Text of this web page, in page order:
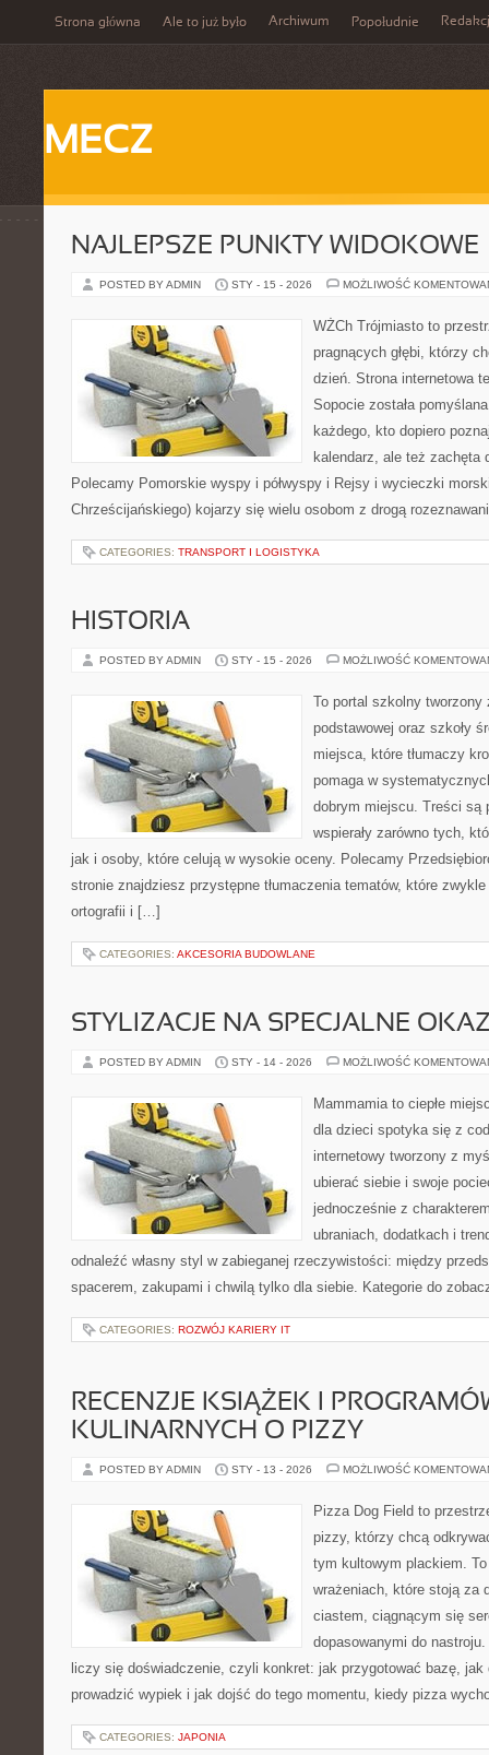
Strona główna Ale to już było Archiwum Popołudnie
MECZ
NAJLEPSZE PUNKTY WIDOKOWE
POSTED BY ADMIN STY - 15 - 2026 MOŻLIWOŚĆ
WŻCh Trójmiasto to
pragnących głębi, którzy
dzień. Strona internetowa
Sopocie została
każdego, kto dopiero
kalendarz, ale też zachęta
Polecamy Pomorskie wyspy i półwyspy i Rejsy i wycieczki
Chrześcijańskiego) kojarzy się wielu osobom z drogą
CATEGORIES: TRANSPORT I LOGISTYKA
HISTORIA
POSTED BY ADMIN STY - 15 - 2026 MOŻLIWOŚĆ
To portal szkolny
podstawowej oraz szkoły
miejsca, które tłumaczy
pomaga w
dobrym miejscu. Treści są
wspierały zarówno tych,
jak i osoby, które celują w wysokie oceny. Polecamy
stronie znajdziesz przystępne tłumaczenia tematów, które zwykle
ortografii i […]
CATEGORIES: AKCESORIA BUDOWLANE
STYLIZACJE NA SPECJALNE
POSTED BY ADMIN STY - 14 - 2026 MOŻLIWOŚĆ
Mammamia to ciepłe
dla dzieci spotyka się z
internetowy tworzony z
ubierać siebie i swoje
jednocześnie z
ubraniach, dodatkach i
odnaleźć własny styl w zabieganej rzeczywistości: między
spacerem, zakupami i chwilą tylko dla siebie. Kategorie do
CATEGORIES: ROZWÓJ KARIERY IT
RECENZJE KSIĄŻEK I
KULINARNYCH O PIZZY
POSTED BY ADMIN STY - 13 - 2026 MOŻLIWOŚĆ
Pizza Dog Field to
pizzy, którzy chcą
tym kultowym plackiem.
wrażeniach, które stoją za
ciastem, ciągnącym się
dopasowanymi do
liczy się doświadczenie, czyli konkret: jak przygotować bazę, jak
prowadzić wypiek i jak dojść do tego momentu, kiedy pizza
CATEGORIES: JAPONIA